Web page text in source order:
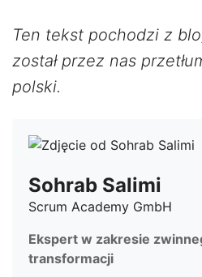
Ten tekst pochodzi z
został przez nas
polski.
Sohrab Salimi
Scrum Academy GmbH
Ekspert w zakresie
transformacji